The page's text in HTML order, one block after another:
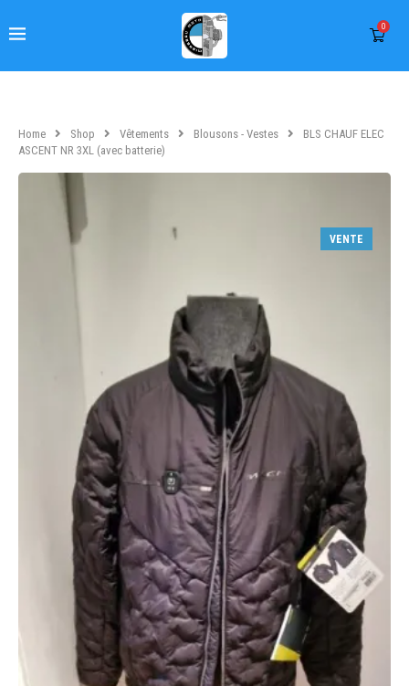
0
Home Shop Vêtements Blousons - Vestes
BLS CHAUF ELEC
ASCENT NR 3XL (avec batterie)
VENTE